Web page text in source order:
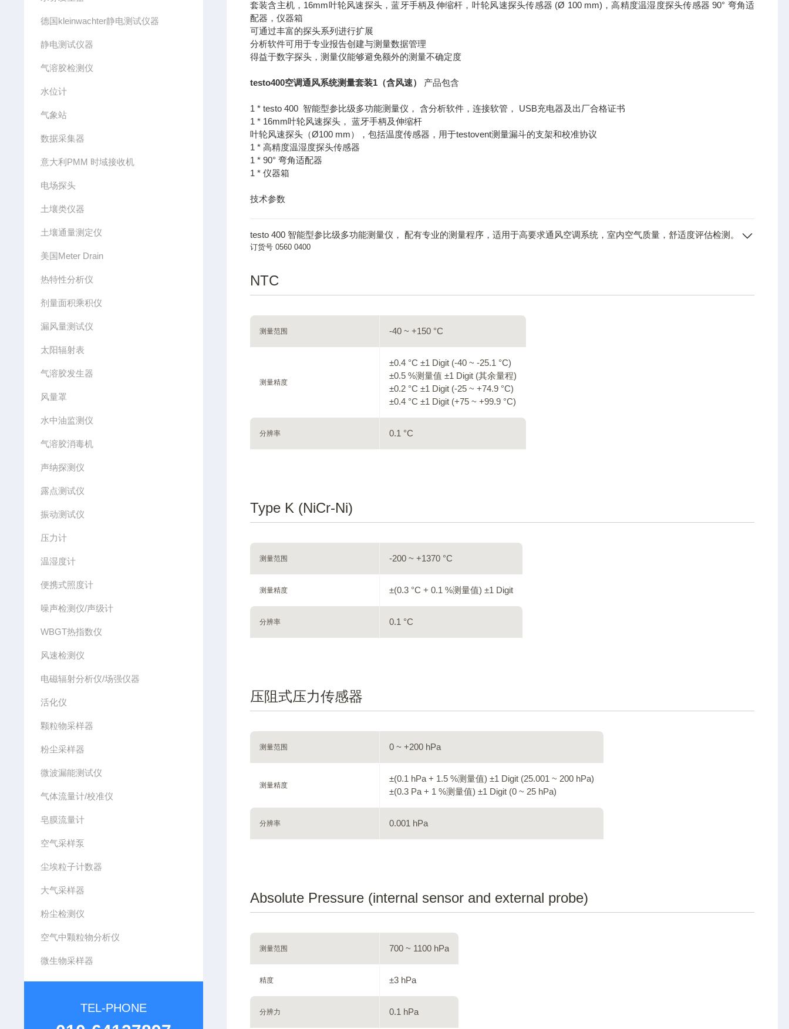
德国kleinwachter静电测试仪器
静电测试仪器
气溶胶检测仪
水位计
气象站
数据采集器
意大利PMM 时域接收机
电场探头
土壤类仪器
土壤通量测定仪
美国Meter Drain
热特性分析仪
剂量面积乘积仪
漏风量测试仪
太阳辐射表
气溶胶发生器
风量罩
水中油监测仪
气溶胶消毒机
声纳探测仪
露点测试仪
振动测试仪
压力计
温湿度计
便携式照度计
噪声检测仪/声级计
WBGT热指数仪
风速检测仪
电磁辐射分析仪/场强仪器
活化仪
颗粒物采样器
粉尘采样器
微波漏能测试仪
气体流量计/校准仪
皂膜流量计
空气采样泵
尘埃粒子计数器
大气采样器
粉尘检测仪
空气中颗粒物分析仪
微生物采样器
TEL-PHONE
套装含主机，16mm叶轮风速探头，蓝牙手柄及伸缩杆，叶轮风速探头传感器 (Ø 100 mm)，高精度温湿度探头传感器 90° 弯角适
配器，仪器箱
可通过丰富的探头系列进行扩展
分析软件可用于专业报告创建与测量数据管理
得益于数字探头，测量仪能够避免额外的测量不确定度
testo400空调通风系统测量套装1（含风速） 产品包含
1 * testo 400 智能型参比级多功能测量仪， 含分析软件，连接软管， USB充电器及出厂合格证书
1 * 16mm叶轮风速探头， 蓝牙手柄及伸缩杆
叶轮风速探头（Ø100 mm），包括温度传感器，用于testovent测量漏斗的支架和校准协议
1 * 高精度温湿度探头传感器
1 * 90° 弯角适配器
1 * 仪器箱
技术参数
testo 400 智能型参比级多功能测量仪， 配有专业的测量程序，适用于高要求通风空调系统，室内空气质量，舒适度评估检测。
订货号 0560 0400
NTC
测量范围 -40 ~ +150 °C
测量精度
±0.4 °C ±1 Digit (-40 ~ -25.1 °C)
±0.5 %测量值 ±1 Digit (其余量程)
±0.2 °C ±1 Digit (-25 ~ +74.9 °C)
±0.4 °C ±1 Digit (+75 ~ +99.9 °C)
分辨率 0.1 °C
Type K (NiCr-Ni)
测量范围 -200 ~ +1370 °C
测量精度 ±(0.3 °C + 0.1 %测量值) ±1 Digit
分辨率 0.1 °C
压阻式压力传感器
测量范围 0 ~ +200 hPa
测量精度
±(0.1 hPa + 1.5 %测量值) ±1 Digit (25.001 ~ 200 hPa)
±(0.3 Pa + 1 %测量值) ±1 Digit (0 ~ 25 hPa)
分辨率 0.001 hPa
Absolute Pressure (internal sensor and external probe)
测量范围 700 ~ 1100 hPa
精度 ±3 hPa
分辨力 0.1 hPa